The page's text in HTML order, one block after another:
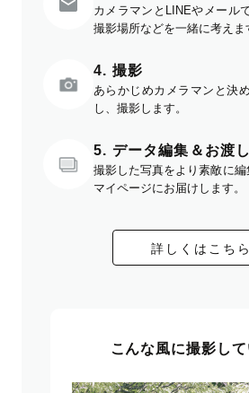
カメラマンとLINEやメール
撮影場所などを一緒に考えま
4. 撮影
あらかじめカメラマンと決
し、撮影します。
5. データ編集＆お渡し
撮影した写真をより素敵に
マイページにお届けします。
詳しくはこちら
こんな風に撮影し